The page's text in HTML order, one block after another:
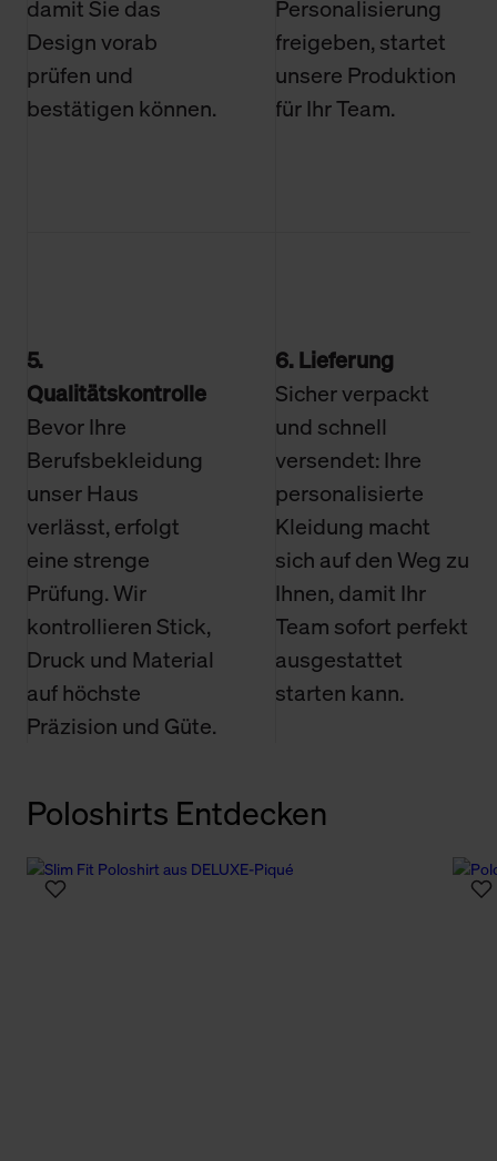
damit Sie das
Design vorab
prüfen und
bestätigen können.
Personalisierung
freigeben, startet
unsere Produktion
für Ihr Team.
5.
Qualitätskontrolle
Bevor Ihre
Berufsbekleidung
unser Haus
verlässt, erfolgt
eine strenge
Prüfung. Wir
kontrollieren Stick,
Druck und Material
auf höchste
Präzision und Güte.
6. Lieferung
Sicher verpackt
und schnell
versendet: Ihre
personalisierte
Kleidung macht
sich auf den Weg zu
Ihnen, damit Ihr
Team sofort perfekt
ausgestattet
starten kann.
Poloshirts Entdecken